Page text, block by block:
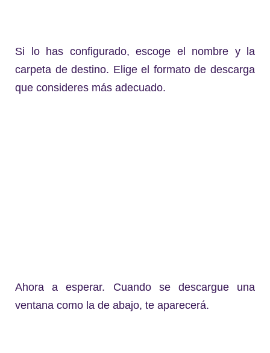
Si lo has configurado, escoge el nombre y la
carpeta de destino. Elige el formato de descarga
que consideres más adecuado.
Ahora a esperar. Cuando se descargue una
ventana como la de abajo, te aparecerá.